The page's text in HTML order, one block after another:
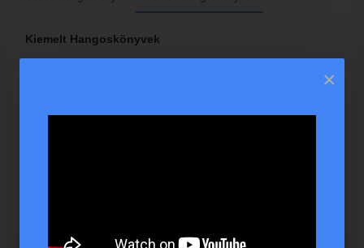
Kiemelt Hangoskönyvek
×